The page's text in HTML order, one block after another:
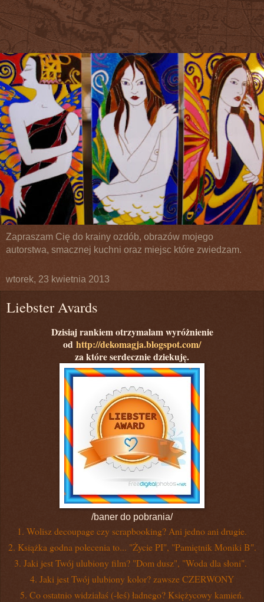
Zapraszam Cię do krainy ozdób, obrazów mojego
autorstwa, smacznej kuchni oraz miejsc które zwiedzam.
wtorek, 23 kwietnia 2013
Liebster Avards
Dzisiaj rankiem otrzymalam wyróżnienie
od http://dekomagja.blogspot.com/
za które serdecznie dziekuję.
/baner do pobrania/
1. Wolisz decoupage czy scrapbooking? Ani jedno ani drugie.
2. Książka godna polecenia to... "Życie PI", "Pamiętnik Moniki B".
3. Jaki jest Twój ulubiony film? "Dom dusz", "Woda dla słoni".
4. Jaki jest Twój ulubiony kolor? zawsze CZERWONY
5. Co ostatnio widziałaś (-łeś) ładnego? Księżycowy kamień.